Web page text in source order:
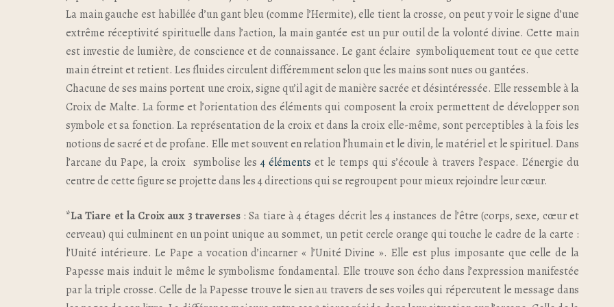
La main gauche est habillée d’un gant bleu (comme l’Hermite), elle tient la crosse, on peut y voir le signe d’une
extrême réceptivité spirituelle dans l’action, la main gantée est un pur outil de la volonté divine. Cette main
est investie de lumière, de conscience et de connaissance. Le gant éclaire symboliquement tout ce que cette
main étreint et retient. Les fluides circulent différemment selon que les mains sont nues ou gantées.
Chacune de ses mains portent une croix, signe qu’il agit de manière sacrée et désintéressée. Elle ressemble à la
Croix de Malte. La forme et l’orientation des éléments qui composent la croix permettent de développer son
symbole et sa fonction. La représentation de la croix et dans la croix elle-même, sont perceptibles à la fois les
notions de sacré et de profane. Elle met souvent en relation l’humain et le divin, le matériel et le spirituel. Dans
l’arcane du Pape, la croix symbolise les 4 éléments et le temps qui s’écoule à travers l’espace. L’énergie du
centre de cette figure se projette dans les 4 directions qui se regroupent pour mieux rejoindre leur cœur.
*La Tiare et la Croix aux 3 traverses: Sa tiare à 4 étages décrit les 4 instances de l’être (corps, sexe, cœur et
cerveau) qui culminent en un point unique au sommet, un petit cercle orange qui touche le cadre de la carte :
l’Unité intérieure. Le Pape a vocation d’incarner « l’Unité Divine ». Elle est plus imposante que celle de la
Papesse mais induit le même le symbolisme fondamental. Elle trouve son écho dans l’expression manifestée
par la triple crosse. Celle de la Papesse trouve le sien au travers de ses voiles qui répercutent le message dans